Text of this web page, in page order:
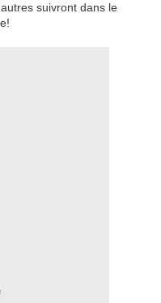
suivront dans le